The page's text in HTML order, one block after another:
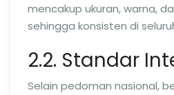
mencakup ukuran, warna,
sehingga konsisten di
2.2. Standar
Selain pedoman nasional,